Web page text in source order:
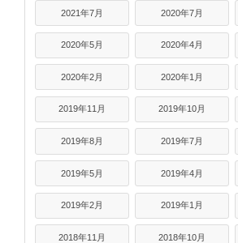
2021年7月 2020年7月
2020年5月 2020年4月
2020年2月 2020年1月
2019年11月 2019年10月
2019年8月 2019年7月
2019年5月 2019年4月
2019年2月 2019年1月
2018年11月 2018年10月